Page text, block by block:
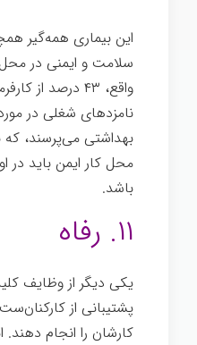
این بیماری همه‌گیر
سلامت و ایمنی در محل
واقع، ۴۳ درصد از
نامزدهای شغلی در
بهداشتی می‌پرسند،
محل کار ایمن باید در
باشد.
۱۱. رفاه
یکی دیگر از وظایف
پشتیبانی از کارکنان‌ست
کارشان را انجام دهند.